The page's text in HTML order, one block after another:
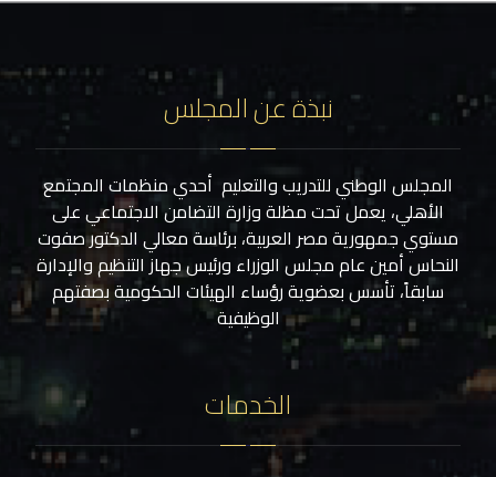
نبذة عن المجلس
المجلس الوطني للتدريب والتعليم أحدي منظمات المجتمع
الأهلي، يعمل تحت مظلة وزارة التضامن الاجتماعي على
مستوي جمهورية مصر العربية، برئاسة معالي الدكتور صفوت
النحاس أمين عام مجلس الوزراء ورئيس جهاز التنظيم والإدارة
سابقاً، تأسس بعضوية رؤساء الهيئات الحكومية بصفتهم
الوظيفية
الخدمات